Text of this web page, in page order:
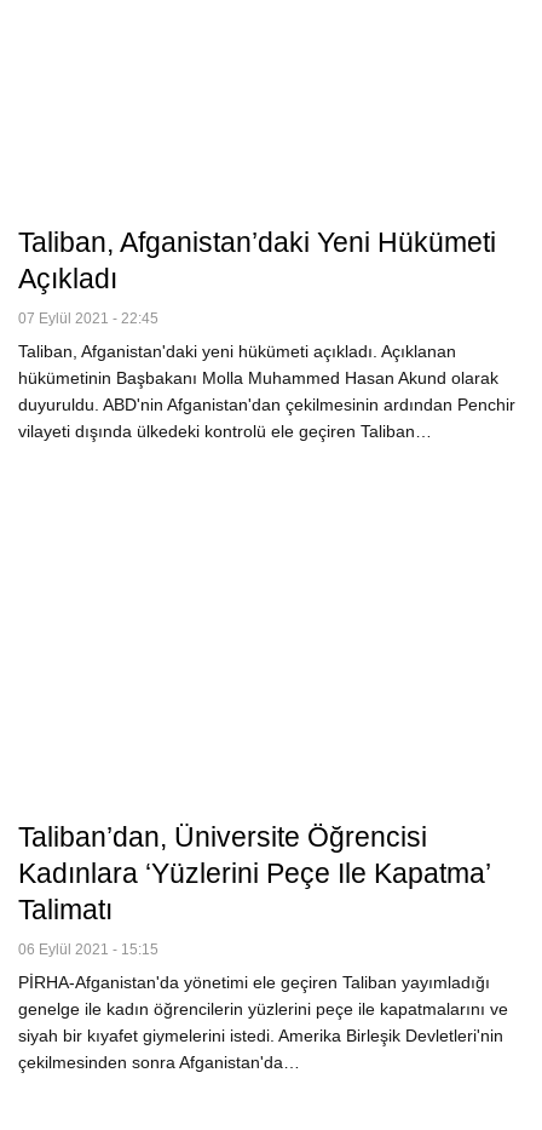
Taliban, Afganistan’daki Yeni Hükümeti
Açıkladı
07 Eylül 2021 - 22:45
Taliban, Afganistan'daki yeni hükümeti açıkladı. Açıklanan
hükümetinin Başbakanı Molla Muhammed Hasan Akund olarak
duyuruldu. ABD'nin Afganistan'dan çekilmesinin ardından Penchir
vilayeti dışında ülkedeki kontrolü ele geçiren Taliban…
Taliban’dan, Üniversite Öğrencisi
Kadınlara ‘yüzlerini Peçe Ile Kapatma’
Talimatı
06 Eylül 2021 - 15:15
PİRHA-Afganistan'da yönetimi ele geçiren Taliban yayımladığı
genelge ile kadın öğrencilerin yüzlerini peçe ile kapatmalarını ve
siyah bir kıyafet giymelerini istedi. Amerika Birleşik Devletleri'nin
çekilmesinden sonra Afganistan'da…